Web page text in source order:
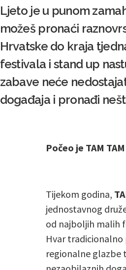
Ljeto je u punom
možeš pronaći
Hrvatske do kraja
festivala i stand up
zabave neće
događaja i pronađi
Počeo je TAM
Tijekom godina,
jednostavnog
od najboljih malih
Hvar
regionalne glazbe